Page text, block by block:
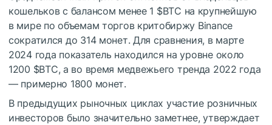
кошельков с балансом менее 1 $BTC на крупнейшую
в мире по объемам торгов критобиржу Binance
сократился до 314 монет. Для сравнения, в марте
2024 года показатель находился на уровне около
1200 $BTC, а во время медвежьего тренда 2022 года
— примерно 1800 монет.
В предыдущих рыночных циклах участие розничных
инвесторов было значительно заметнее, утверждает